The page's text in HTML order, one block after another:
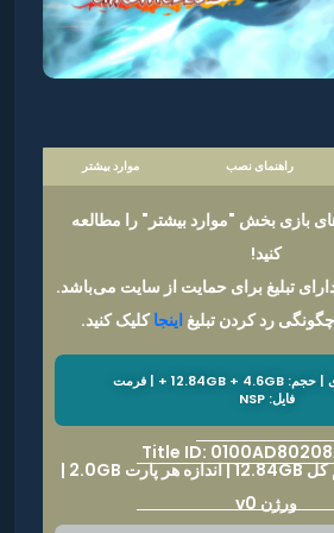
راهنمای نصب موارد بیشتر
بازی بخش "موارد بیشتر" را مطالعه
کنید!
تبلیغ برای حمایت از سایت می‌باشد.
رد کردن تبلیغ اینجاکلیک کنید.
باکس دانلود بازی | حجم: 12.84GB + 4.6GB + | فرمت
فایل: NSP
Title ID:
نوع: بیس بازی | حجم کل 12.84GB | اندازه هر پارت 2.0GB |
ورژن v0